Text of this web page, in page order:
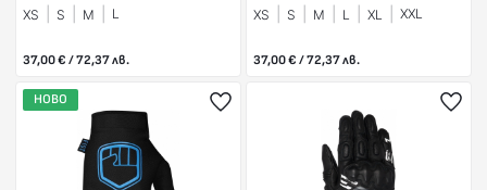
XS S M L
37,00 € / 72,37 лв.
XS S M L XL XXL
37,00 € / 72,37 лв.
НОВО